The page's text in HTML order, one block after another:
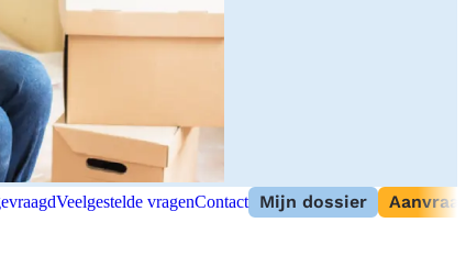
Veelgestelde vragenContact Mijn dossier